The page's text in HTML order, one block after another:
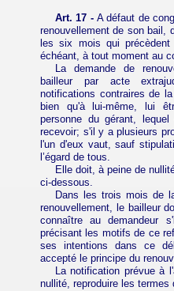
Art. 17 - A défaut de
renouvellement de son bail,
les six mois qui
échéant, à tout moment au
La demande de
bailleur par acte
notifications contraires de
bien qu'à lui-même, lui
personne du gérant,
recevoir; s'il y a plusieurs
l'un d'eux vaut, sauf
l’égard de tous.
Elle doit, à peine de
ci-dessous.
Dans les trois mois de
renouvellement, le bailleur
connaître au demandeur
précisant les motifs de ce
ses intentions dans ce
accepté le principe du
La notification prévue à
nullité, reproduire les termes